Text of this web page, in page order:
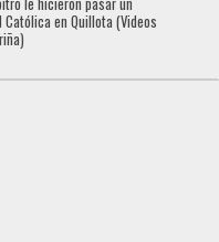
Católica en Quillota (Videos